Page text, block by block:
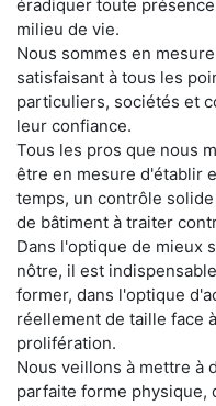
éradiquer toute
milieu de vie.
Nous sommes en
satisfaisant à tous les
particuliers, sociétés et
leur confiance.
Tous les pros que nous
être en mesure d'établir
temps, un contrôle
de bâtiment à traiter
Dans l'optique de mieux
nôtre, il est
former, dans l'optique
réellement de taille face
prolifération.
Nous veillons à mettre à
parfaite forme physique,